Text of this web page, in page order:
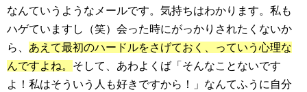
なんていうようなメールです。気持ちはわかります。私も
ハゲていますし（笑）会った時にがっかりされたくないか
ら、 あえて最初のハードルをさげておく、っていう心理な
んですよね。 そして、あわよくば「そんなことないです
よ！私はそういう人も好きですから！」なんてふうに自分